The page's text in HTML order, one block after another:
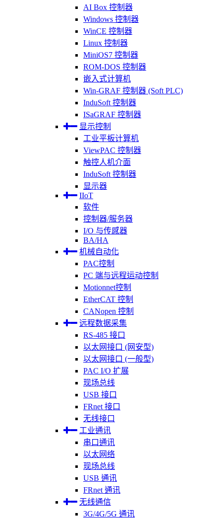
AI Box 控制器
Windows 控制器
WinCE 控制器
Linux 控制器
MiniOS7 控制器
ROM-DOS 控制器
嵌入式计算机
Win-GRAF 控制器 (Soft PLC)
InduSoft 控制器
ISaGRAF 控制器
显示控制
工业平板计算机
ViewPAC 控制器
触控人机介面
InduSoft 控制器
显示器
IIoT
软件
控制器/服务器
I/O 与传感器
BA/HA
机械自动化
PAC控制
PC 端与远程运动控制
Motionnet控制
EtherCAT 控制
CANopen 控制
远程数据采集
RS-485 接口
以太网接口 (网安型)
以太网接口 (一般型)
PAC I/O 扩展
现场总线
USB 接口
FRnet 接口
无线接口
工业通讯
串口通讯
以太网络
现场总线
USB 通讯
FRnet 通讯
无线通信
3G/4G/5G 通讯